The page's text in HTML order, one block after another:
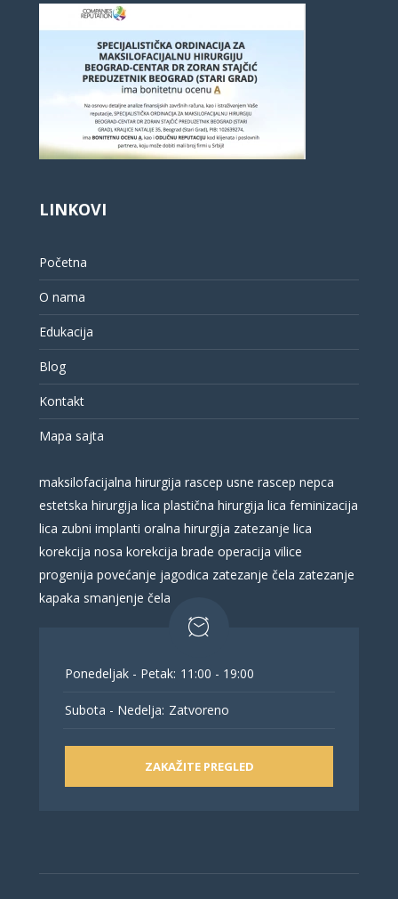
LINKOVI
Početna
O nama
Edukacija
Blog
Kontakt
Mapa sajta
maksilofacijalna hirurgija rascep usne rascep nepca
estetska hirurgija lica plastična hirurgija lica feminizacija
lica zubni implanti oralna hirurgija zatezanje lica
korekcija nosa korekcija brade operacija vilice
progenija povećanje jagodica zatezanje čela zatezanje
kapaka smanjenje čela
Ponedeljak - Petak: 11:00 - 19:00
Subota - Nedelja: Zatvoreno
ZAKAŽITE PREGLED